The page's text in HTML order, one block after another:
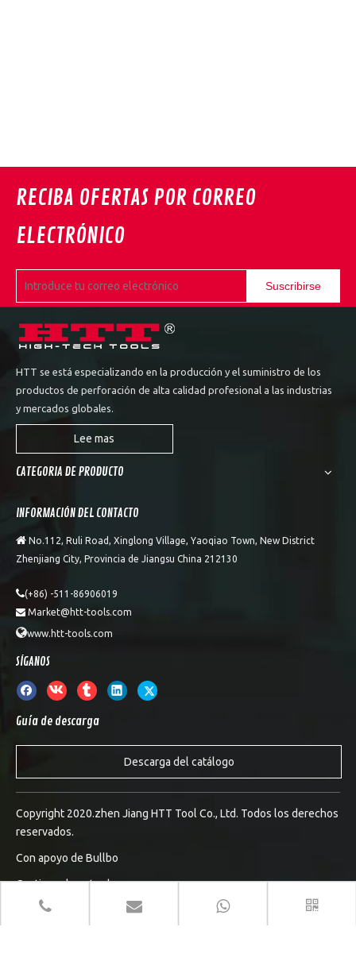
RECIBA OFERTAS POR CORREO
ELECTRÓNICO
Suscribirse
HTT se está especializando en la producción y el suministro de los
productos de perforación de alta calidad profesional a las industrias
y mercados globales.
Lee mas
CATEGORIA DE PRODUCTO
INFORMACIÓN DEL CONTACTO
 No.112, Ruli Road, Xinglong Village, Yaoqiao Town, New District
Zhenjiang City, Provincia de Jiangsu China 212130
(+86) -511-86906019
 Market@htt-tools.com
www.htt-tools.com
SÍGANOS
Guía de descarga
Descarga del catálogo
Copyright 2020.zhen Jiang HTT Tool Co., Ltd. Todos los derechos
reservados.
Con apoyo de Bullbo
Gestionar la entrada